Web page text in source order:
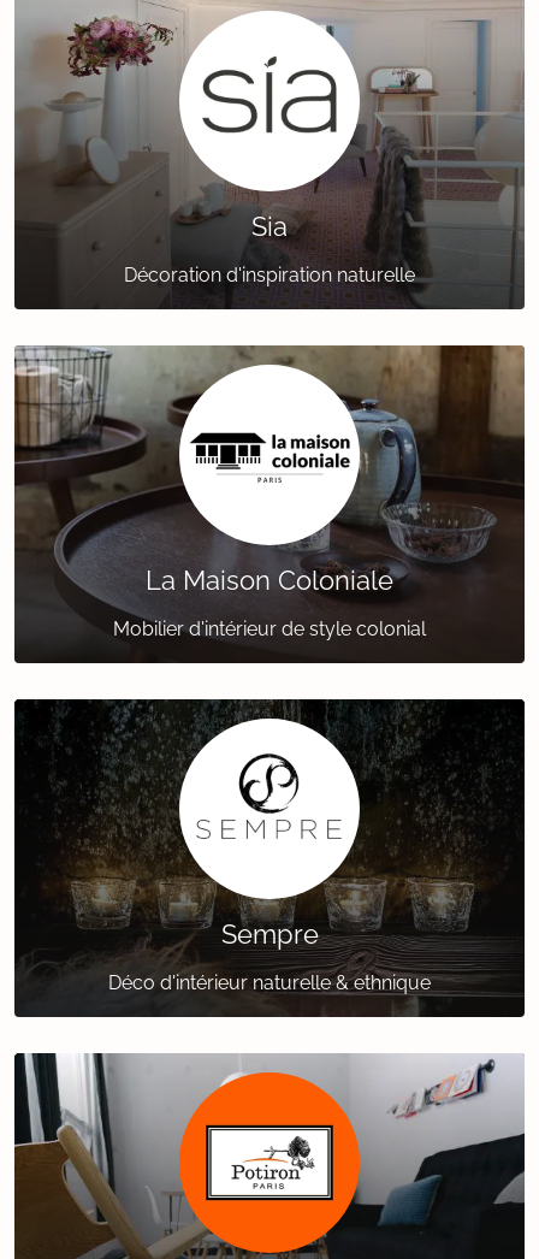
Sia
Décoration d'inspiration naturelle
La Maison Coloniale
Mobilier d'intérieur de style colonial
Sempre
Déco d'intérieur naturelle & ethnique